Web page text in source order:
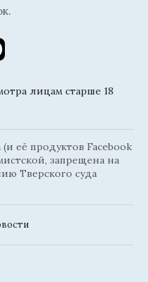
лицам старше 18
её продуктов Facebook
запрещена на
Тверского суда